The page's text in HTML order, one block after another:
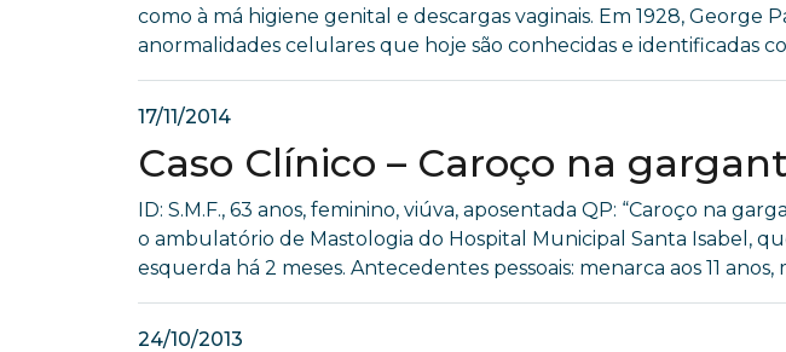
como à má higiene genital e descargas vaginais. Em 1928,
anormalidades celulares que hoje são conhecidas e identificadas
17/11/2014
Caso Clínico – Caroço na
ID: S.M.F., 63 anos, feminino, viúva, aposentada QP: “Caroço na
o ambulatório de Mastologia do Hospital Municipal Santa Isabel,
esquerda há 2 meses. Antecedentes pessoais: menarca aos 11 anos,
24/10/2013